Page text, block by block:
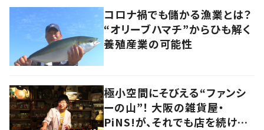
コロナ禍でも儲かる漁業とは？
“オリーブハマチ”からひも解く
養殖産業の可能性
極小空間にそびえる“ファンシ
ーの山”！ 大阪の雑貨屋・
PiNS!が、それでも店を続ける